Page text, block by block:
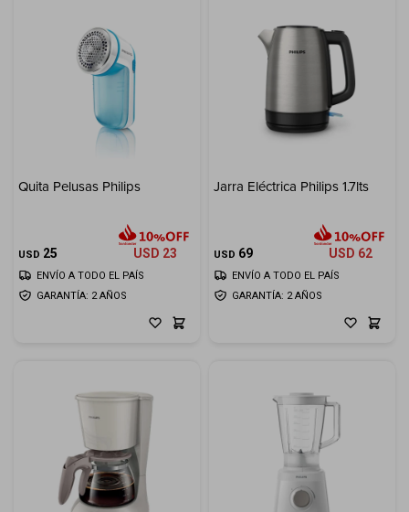
Quita Pelusas Philips
USD 25 USD 23
GARANTÍA: 2 AÑOS
ENVÍO A TODO EL PAÍS
Jarra Eléctrica Philips 1.7lts
USD 69 USD 62
GARANTÍA: 2 AÑOS
ENVÍO A TODO EL PAÍS